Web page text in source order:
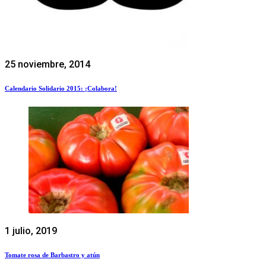
25 noviembre, 2014
Calendario Solidario 2015: ¡Colabora!
1 julio, 2019
Tomate rosa de Barbastro y atún